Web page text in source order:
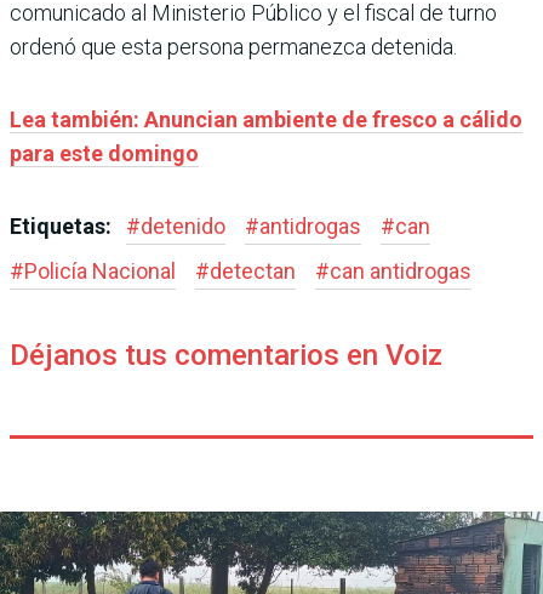
comunicado al Ministerio Público y el fiscal de turno
ordenó que esta persona permanezca detenida.
Lea también: Anuncian ambiente de fresco a cálido
para este domingo
Etiquetas: #detenido #antidrogas #can
#Policía Nacional #detectan #can antidrogas
Déjanos tus comentarios en Voiz